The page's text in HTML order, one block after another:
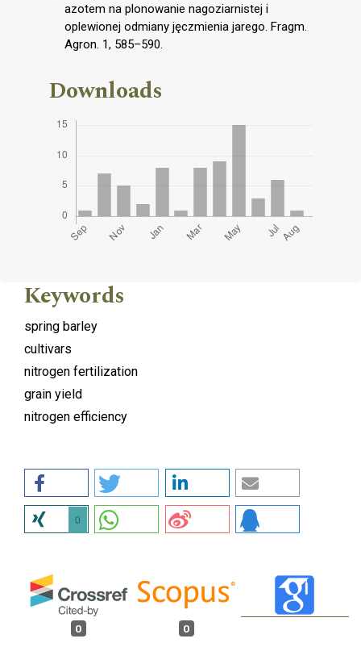
azotem na plonowanie nagoziarnistej i
oplewionej odmiany jęczmienia jarego. Fragm.
Agron. 1, 585–590.
Downloads
Keywords
spring barley
cultivars
nitrogen fertilization
grain yield
nitrogen efficiency
0
0 0